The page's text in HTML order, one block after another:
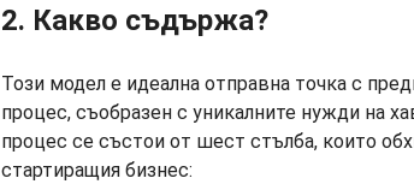
2. Какво съдържа?
Този модел е идеална отправна точка с
процес, съобразен с уникалните нужди на
процес се състои от шест стълба, които
стартиращия бизнес: